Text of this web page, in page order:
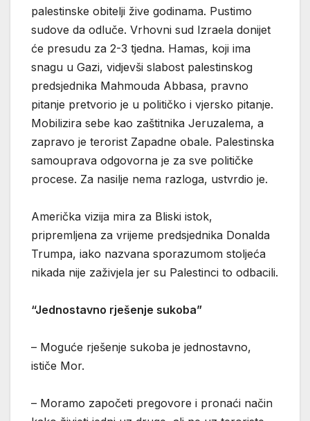
palestinske obitelji žive godinama. Pustimo
sudove da odluče. Vrhovni sud Izraela donijet
će presudu za 2-3 tjedna. Hamas, koji ima
snagu u Gazi, vidjevši slabost palestinskog
predsjednika Mahmouda Abbasa, pravno
pitanje pretvorio je u političko i vjersko pitanje.
Mobilizira sebe kao zaštitnika Jeruzalema, a
zapravo je terorist Zapadne obale. Palestinska
samouprava odgovorna je za sve političke
procese. Za nasilje nema razloga, ustvrdio je.
Američka vizija mira za Bliski istok,
pripremljena za vrijeme predsjednika Donalda
Trumpa, iako nazvana sporazumom stoljeća
nikada nije zaživjela jer su Palestinci to odbacili.
“Jednostavno rješenje sukoba”
– Moguće rješenje sukoba je jednostavno,
ističe Mor.
– Moramo započeti pregovore i pronaći način